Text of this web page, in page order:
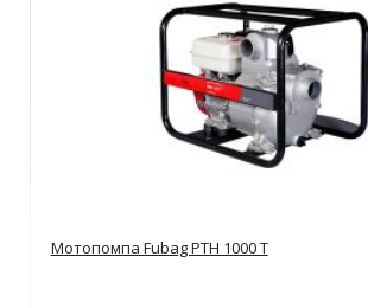
Мотопомпа Fubag PTH 1000 T